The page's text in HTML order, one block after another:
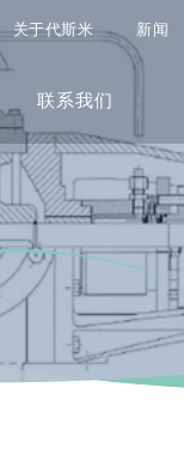
关于代斯米 新闻
联系我们